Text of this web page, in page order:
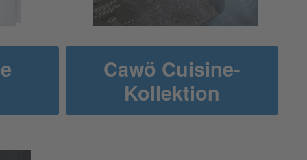
Cawö Cuisine-
Kollektion